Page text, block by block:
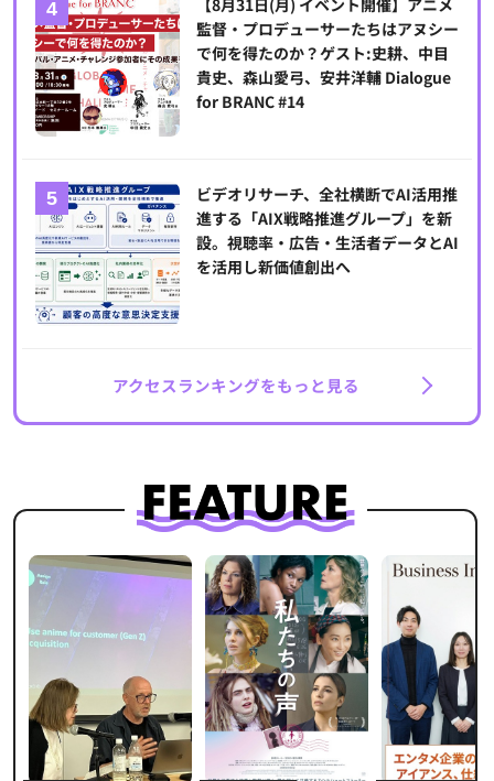
【8月31日(月) イベント開催】アニメ
監督・プロデューサーたちはアヌシー
で何を得たのか？ゲスト:史耕、中目
貴史、森山愛弓、安井洋輔 Dialogue
for BRANC #14
ビデオリサーチ、全社横断でAI活用推
進する「AIX戦略推進グループ」を新
設。視聴率・広告・生活者データとAI
を活用し新価値創出へ
アクセスランキングをもっと見る